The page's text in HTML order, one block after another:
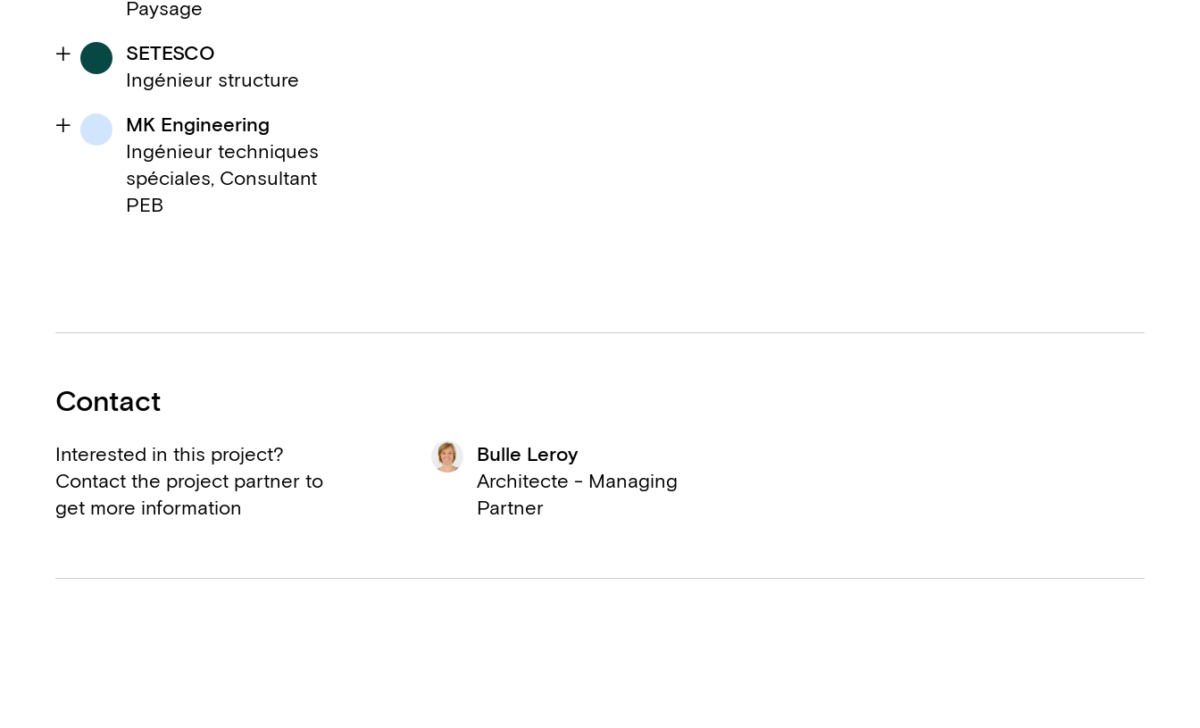
Paysage
SETESCO
Ingénieur structure
MK Engineering
Ingénieur techniques
spéciales, Consultant
PEB
Contact
Interested in this project?
Contact the project partner to
get more information
Bulle Leroy
Architecte - Managing
Partner